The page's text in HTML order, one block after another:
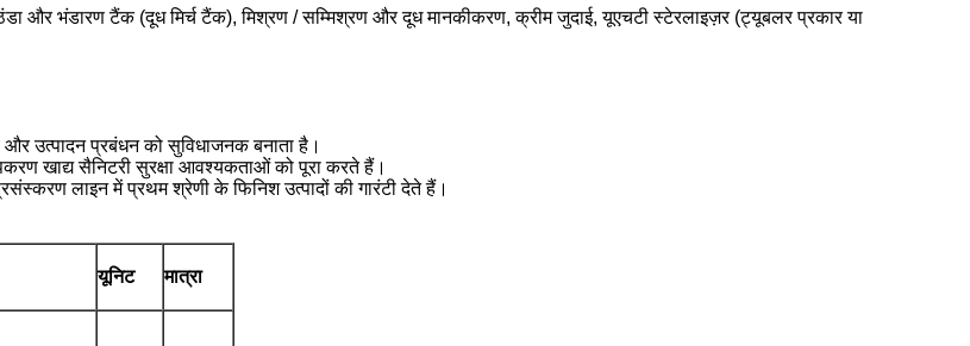
और भंडारण टैंक (दूध मिर्च टैंक), मिश्रण / सम्मिश्रण और दूध मानकीकरण, क्रीम जुदाई, यूएचटी स्टेरलाइज़र (ट्यूबलर प्रकार या
उत्पादन प्रबंधन को सुविधाजनक बनाता है।
खाद्य सैनिटरी सुरक्षा आवश्यकताओं को पूरा करते हैं।
लाइन में प्रथम श्रेणी के फिनिश उत्पादों की गारंटी देते हैं।
यूनिट मात्रा